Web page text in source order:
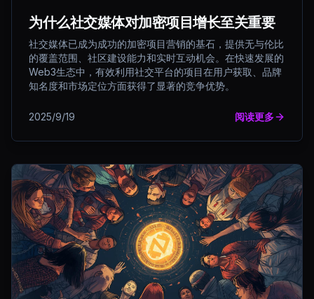
为什么社交媒体对加密项目增长至关重要
社交媒体已成为成功的加密项目营销的基石，提供无与伦比
的覆盖范围、社区建设能力和实时互动机会。在快速发展的
Web3生态中，有效利用社交平台的项目在用户获取、品牌
知名度和市场定位方面获得了显著的竞争优势。
2025/9/19 阅读更多